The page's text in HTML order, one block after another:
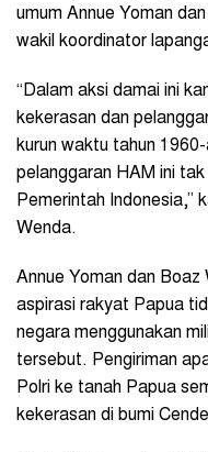
umum Annue Yoman
wakil koordinator
“Dalam aksi damai ini
kekerasan dan
kurun waktu tahun
pelanggaran HAM ini
Pemerintah Indonesia,”
Wenda.
Annue Yoman dan
aspirasi rakyat Papua
negara menggunakan
tersebut. Pengiriman
Polri ke tanah Papua
kekerasan di bumi